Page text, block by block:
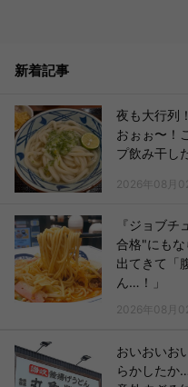
新着記事
夜も大行列
おぉぉ〜！
プ飲み干し
2026年08月02
『ジョブ
合格"にも
出てきて「
ん…！」
2026年08月02
おいおいお
らかしたか